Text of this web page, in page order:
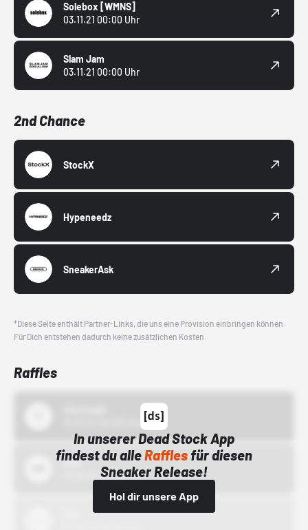
Solebox [WMNS]
03.11.21 00:00 Uhr
Slam Jam
03.11.21 00:00 Uhr
2nd Chance
StockX
Hypeneedz
SneakerAsk
*Diese Seite enthält Partner-Links, die uns eine Provision einbringen können.
Für Dich entstehen dadurch keine zusätzlichen Kosten.
Raffles
In unserer Dead Stock App
findest du alleRafflesfür diesen
Sneaker Release!
Hol dir unsere App
Bstn
01.10.22 00:00 Uhr